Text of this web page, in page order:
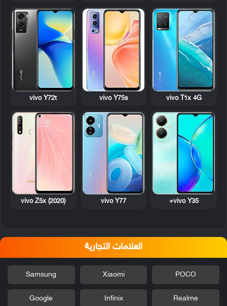
vivo T1x 4G
vivo Y75s
vivo Y72t
vivo Y35+
vivo Y77
vivo Z5x (2020)
العلامات التجارية
POCO
Xiaomi
Samsung
Realme
Infinix
Google